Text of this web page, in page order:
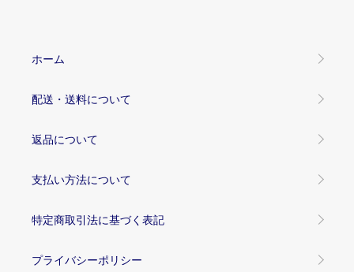
ホーム
配送・送料について
返品について
支払い方法について
特定商取引法に基づく表記
プライバシーポリシー